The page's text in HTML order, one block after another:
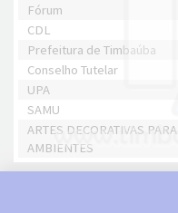
Fórum
CDL
Prefeitura de Timbaúba
Conselho Tutelar
UPA
SAMU
ARTES DECORATIVAS PARA
AMBIENTES